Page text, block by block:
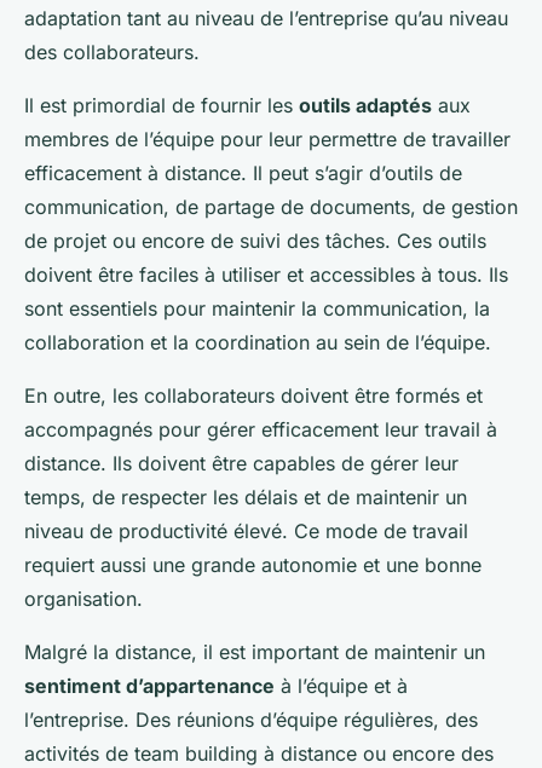
adaptation tant au niveau de l’entreprise qu’au niveau
des collaborateurs.
Il est primordial de fournir les outils adaptés aux
membres de l’équipe pour leur permettre de travailler
efficacement à distance. Il peut s’agir d’outils de
communication, de partage de documents, de gestion
de projet ou encore de suivi des tâches. Ces outils
doivent être faciles à utiliser et accessibles à tous. Ils
sont essentiels pour maintenir la communication, la
collaboration et la coordination au sein de l’équipe.
En outre, les collaborateurs doivent être formés et
accompagnés pour gérer efficacement leur travail à
distance. Ils doivent être capables de gérer leur
temps, de respecter les délais et de maintenir un
niveau de productivité élevé. Ce mode de travail
requiert aussi une grande autonomie et une bonne
organisation.
Malgré la distance, il est important de maintenir un
sentiment d’appartenance à l’équipe et à
l’entreprise. Des réunions d’équipe régulières, des
activités de team building à distance ou encore des